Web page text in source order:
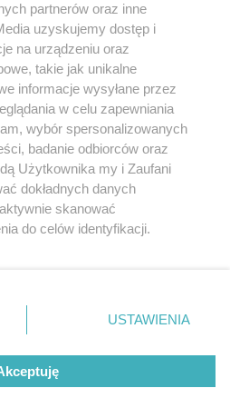
nie może być powielany i
w jakikolwiek sposób (w
na jakimkolwiek polu
włącznie z umieszczaniem w
praw. Jakiekolwiek użycie lub
lub w części z naruszeniem prawa,
pod groźbą kary i może być
ZPR Media
partnerów oraz inne
uzyskujemy dostęp i
na urządzeniu oraz
takie jak unikalne
informacje wysyłane przez
w celu zapewniania
wybór spersonalizowanych
badanie odbiorców oraz
Użytkownika my i Zaufani
dokładnych danych
skanować
do celów identyfikacji.
ustawień prywatności
rogu strony
nie wymagają zgody
sprzeciwić się takiemu
będą miały zastosowanie tylko
USTAWIENIA